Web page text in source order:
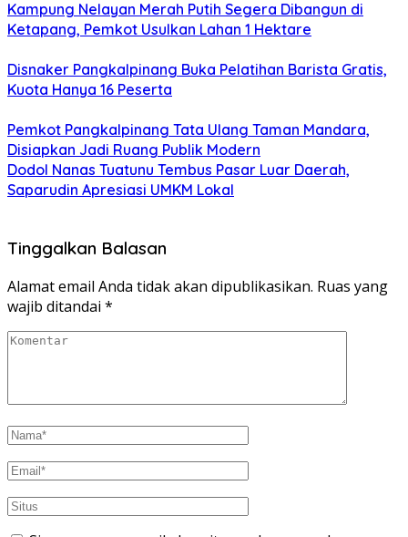
Kampung Nelayan Merah Putih Segera Dibangun di
Ketapang, Pemkot Usulkan Lahan 1 Hektare
Disnaker Pangkalpinang Buka Pelatihan Barista Gratis,
Kuota Hanya 16 Peserta
Pemkot Pangkalpinang Tata Ulang Taman Mandara,
Disiapkan Jadi Ruang Publik Modern
Dodol Nanas Tuatunu Tembus Pasar Luar Daerah,
Saparudin Apresiasi UMKM Lokal
Tinggalkan Balasan
Alamat email Anda tidak akan dipublikasikan. Ruas yang
wajib ditandai *